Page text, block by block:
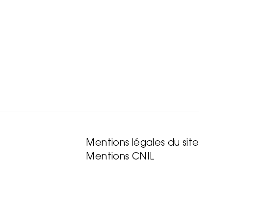
Mentions légales du site
Mentions CNIL